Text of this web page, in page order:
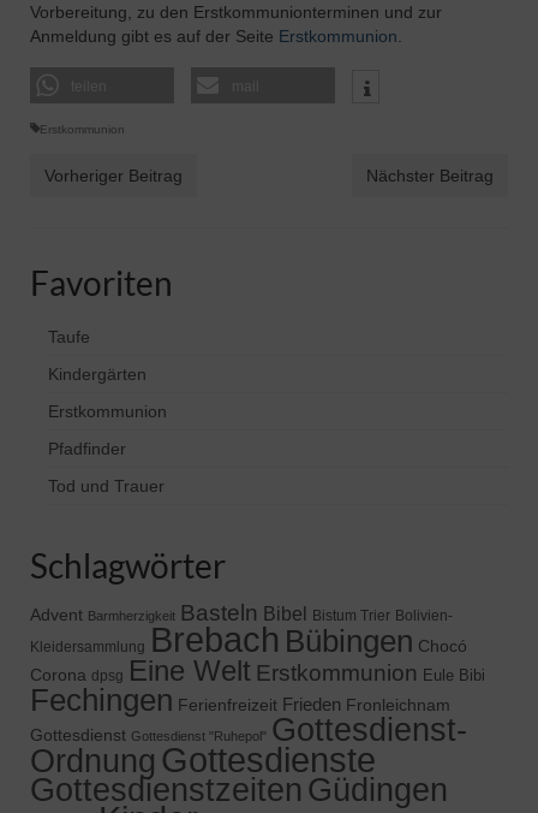
Vorbereitung, zu den Erstkommunionterminen und zur
Anmeldung gibt es auf der Seite Erstkommunion
Erstkommunion
Vorheriger Beitrag Nächster Beitrag
Favoriten
Taufe
Kindergärten
Erstkommunion
Pfadfinder
Tod und Trauer
Schlagwörter
Advent Barmherzigkeit Basteln Bibel Bistum Trier Bolivien-
Kleidersammlung Brebach Bübingen Chocó
Corona dpsg Eine Welt Erstkommunion Eule Bibi
Fechingen Ferienfreizeit Frieden Fronleichnam
Gottesdienst Gottesdienst "Ruhepol" Gottesdienst-
Ordnung Gottesdienste
Gottesdienstzeiten Güdingen